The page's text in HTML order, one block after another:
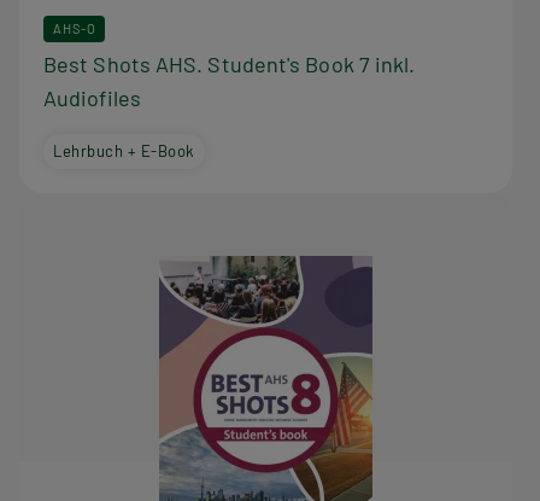
AHS-O
Best Shots AHS. Student's Book 7 inkl.
Audiofiles
Lehrbuch + E-Book